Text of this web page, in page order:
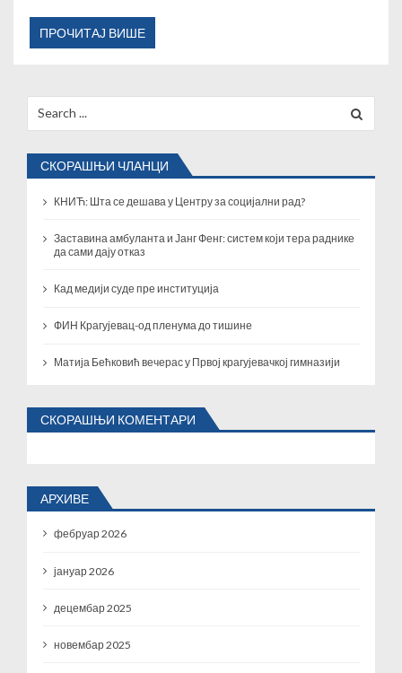
ПРОЧИТАЈ ВИШЕ
for:
СКОРАШЊИ ЧЛАНЦИ
КНИЋ: Шта се дешава у Центру за социјални рад?
Заставина амбуланта и Јанг Фенг: систем који тера раднике
да сами дају отказ
Кад медији суде пре институција
ФИН Крагујевац-од пленума до тишине
Матија Бећковић вечерас у Првој крагујевачкој гимназији
СКОРАШЊИ КОМЕНТАРИ
АРХИВЕ
фебруар 2026
јануар 2026
децембар 2025
новембар 2025